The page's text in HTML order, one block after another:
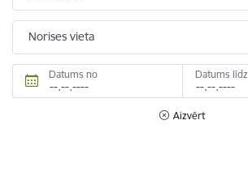
Norises vieta
Datums no Datums līdz
Aizvērt